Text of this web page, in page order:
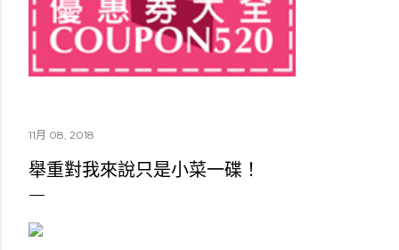
11月 08, 2018
舉重對我來說只是小菜一碟！